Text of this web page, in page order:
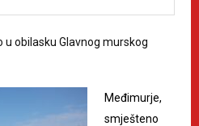
u obilasku Glavnog murskog
Međimurje,
smješteno